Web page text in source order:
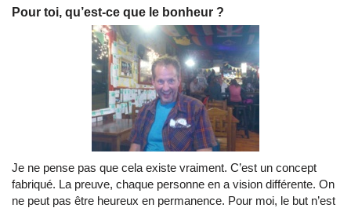
Pour toi, qu’est-ce que le bonheur ?
Je ne pense pas que cela existe vraiment. C’est un concept
fabriqué. La preuve, chaque personne en a vision différente. On
ne peut pas être heureux en permanence. Pour moi, le but n’est